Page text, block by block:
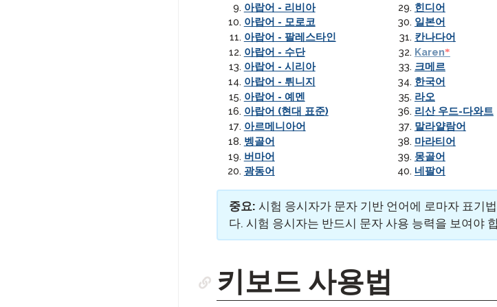
아랍어 - 리비아
아랍어 - 모로코
아랍어 - 팔레스타인
아랍어 - 수단
아랍어 - 시리아
아랍어 - 튀니지
아랍어 - 예멘
아랍어 (현대 표준)
아르메니아어
벵골어
버마어
광동어
힌디어
일본어
칸나다어
Karen
크메르
한국어
라오
리산 우드-다와트
말라얄람어
마라티어
몽골어
네팔어
중요: 시험 응시자가 문자 기반 언어에 로마자 표기
다. 시험 응시자는 반드시 문자 사용 능력을 보여야
키보드 사용법